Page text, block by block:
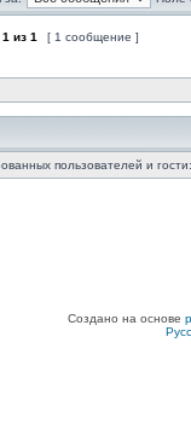
1 из 1 [ 1 сообщение ]
пользователей и
Создано на основе